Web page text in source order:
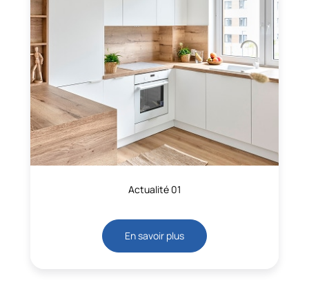
Actualité 01
En savoir plus